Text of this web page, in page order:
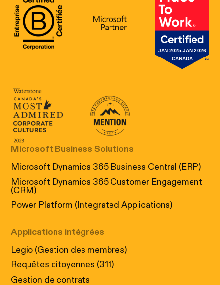
B Corp Certification
Microsoft Great
Canada's Most Admired Corporate
Prix performance Quebec
Microsoft Business Solutions
Microsoft Dynamics 365 Business Central (ERP)
Microsoft Dynamics 365 Customer Engagement
(CRM)
Power Platform (Integrated Applications)
Applications intégrées
Legio (Gestion des membres)
Requêtes citoyennes (311)
Gestion de contrats